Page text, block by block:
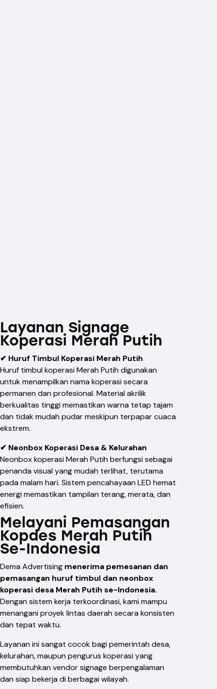
Layanan Signage
Koperasi Merah Putih
✔ Huruf Timbul Koperasi Merah Putih
Huruf timbul koperasi Merah Putih digunakan
untuk menampilkan nama koperasi secara
permanen dan profesional. Material akrilik
berkualitas tinggi memastikan warna tetap tajam
dan tidak mudah pudar meskipun terpapar cuaca
ekstrem.
✔ Neonbox Koperasi Desa & Kelurahan
Neonbox koperasi Merah Putih berfungsi sebagai
penanda visual yang mudah terlihat, terutama
pada malam hari. Sistem pencahayaan LED hemat
energi memastikan tampilan terang, merata, dan
efisien.
Melayani Pemasangan
Kopdes Merah Putih
Se-Indonesia
Dema Advertising menerima pemesanan dan
pemasangan huruf timbul dan neonbox
koperasi desa Merah Putih se-Indonesia.
Dengan sistem kerja terkoordinasi, kami mampu
menangani proyek lintas daerah secara konsisten
dan tepat waktu.
Layanan ini sangat cocok bagi pemerintah desa,
kelurahan, maupun pengurus koperasi yang
membutuhkan vendor signage berpengalaman
dan siap bekerja di berbagai wilayah.